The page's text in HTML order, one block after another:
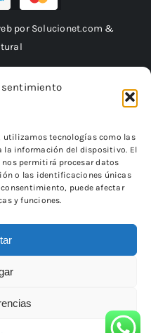
utilizamos tecnologías como las
la información del dispositivo. El
permitirá procesar datos
o las identificaciones únicas
puede afectar
y funciones.
por Solucionet.com &
– NextGenerationEU.
Unión Europea o la Comisión